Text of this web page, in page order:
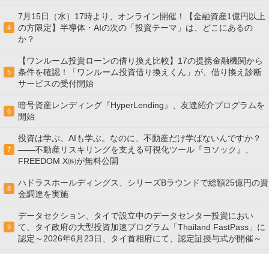
4
7月15日（水）17時より、オンライン開催！【金融資産1億円以上
の方限定】半導体・AIの次の「投資テーマ」は、どこにあるの
か？
5
【ワンルーム投資ローンの借り換え比較】17の提携金融機関から
条件を確認！「ワンルーム投資借り換えくん」が、借り換え診断
サービスの受付開始
6
暗号資産レンディング『HyperLending』、友達紹介プログラムを
開始
7
投資は学ぶ。AIも学ぶ。なのに、不動産だけ学ばないんですか？
——不動産リスキリングを支える可視化ツール『ヨソック』、
FREEDOM X㈱が無料公開
8
ハドラスホールディングス、シリーズBラウンドで総額25億円の資
金調達を実施
9
データセクション、タイで設立中のデータセンター投資におい
て、タイ政府の大型投資加速プログラム「Thailand FastPass」に
認定～2026年6月23日、タイ首相府にて、認定証授与式が開催～